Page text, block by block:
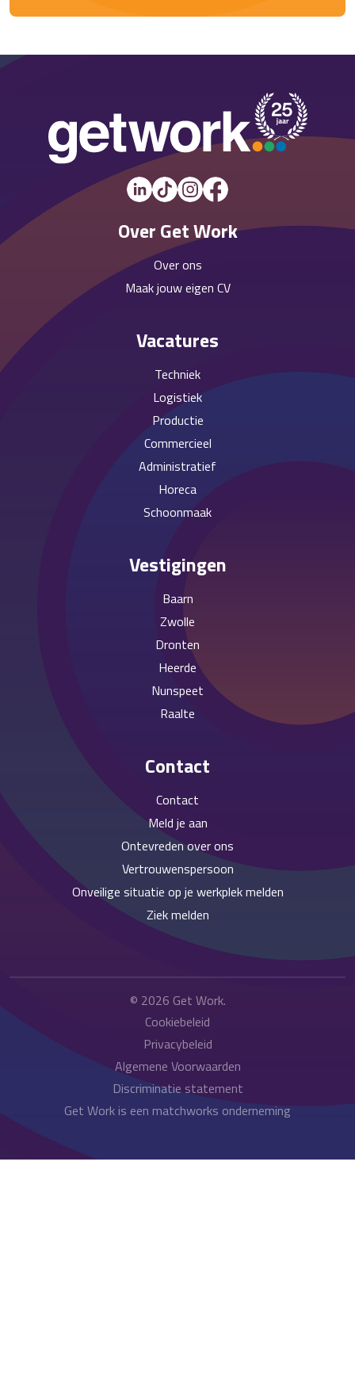
Over Get Work
Over ons
Maak jouw eigen CV
Vacatures
Techniek
Logistiek
Productie
Commercieel
Administratief
Horeca
Schoonmaak
Vestigingen
Baarn
Zwolle
Dronten
Heerde
Nunspeet
Raalte
Contact
Contact
Meld je aan
Ontevreden over ons
Vertrouwenspersoon
Onveilige situatie op je werkplek melden
Ziek melden
© 2026 Get Work.
Cookiebeleid
Privacybeleid
Algemene Voorwaarden
Discriminatie statement
Get Work is een matchworks onderneming